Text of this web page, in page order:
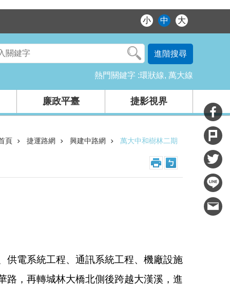
小 中 大
進階搜尋
熱門關鍵字 環狀線 萬大線
廉政平臺 捷影視界
頁 捷運路網 興建中路網 萬大中和樹林二期
供電系統工程、通訊系統工程、機廠設施
路，再轉城林大橋北側後跨越大漢溪，進